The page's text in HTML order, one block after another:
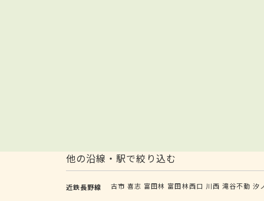
他の沿線・駅で絞り込む
近鉄長野線 古市 喜志 富田林 富田林西口 川西 滝谷不動 汐